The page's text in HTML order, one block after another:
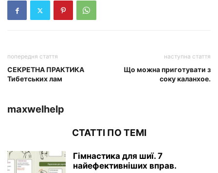
попередня стаття
СЕКРЕТНА ПРАКТИКА
Тибетських лам
наступна стаття
Що можна приготувати з
соку каланхое.
maxwelhelp
СТАТТІ ПО ТЕМІ
Гімнастика для шиї. 7
найефективніших вправ.